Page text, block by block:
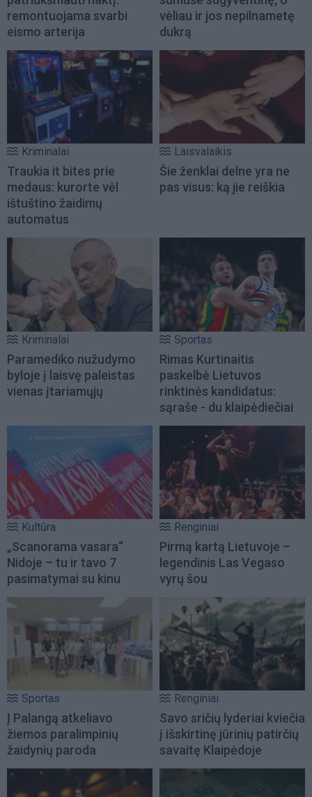
remontuojama svarbi
eismo arterija
vėliau ir jos nepilnametę
dukrą
Kriminalai
Traukia it bites prie
medaus: kurorte vėl
ištuštino žaidimų
automatus
Laisvalaikis
Šie ženklai delne yra ne
pas visus: ką jie reiškia
Kriminalai
Paramediko nužudymo
byloje į laisvę paleistas
vienas įtariamųjų
Sportas
Rimas Kurtinaitis
paskelbė Lietuvos
rinktinės kandidatus:
sąraše - du klaipėdiečiai
Kultūra
„Scanorama vasara“
Nidoje – tu ir tavo 7
pasimatymai su kinu
Renginiai
Pirmą kartą Lietuvoje –
legendinis Las Vegaso
vyrų šou
Sportas
Į Palangą atkeliavo
žiemos paralimpinių
žaidynių paroda
Renginiai
Savo sričių lyderiai kviečia
į išskirtinę jūrinių patirčių
savaitę Klaipėdoje